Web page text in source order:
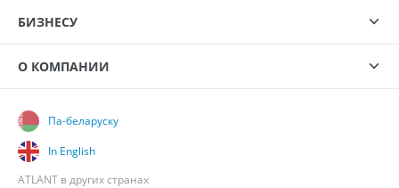
БИЗНЕСУ
О КОМПАНИИ
Па-беларуску
In English
ATLANT в других странах